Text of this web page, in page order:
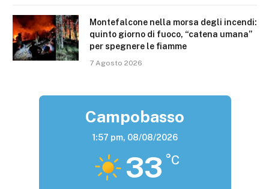
Montefalcone nella morsa degli incendi:
quinto giorno di fuoco, “catena umana”
per spegnere le fiamme
7 Agosto 2026
Campobasso
1:57 pm, 08/08/2026
33 °C